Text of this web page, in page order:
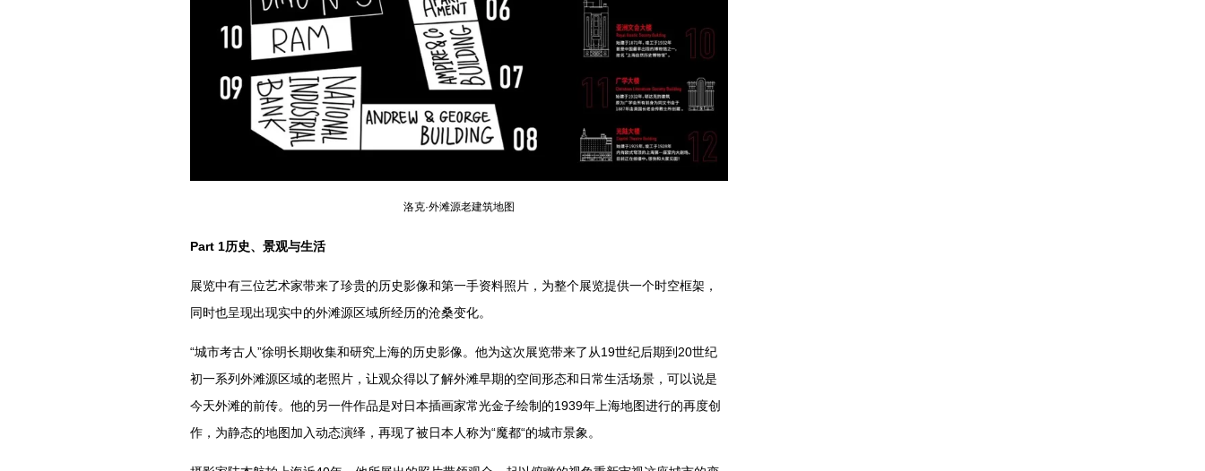
洛克·外滩源老建筑地图
Part 1历史、景观与生活
展览中有三位艺术家带来了珍贵的历史影像和第一手资料照片，为整个展览提供一个时空框架，
同时也呈现出现实中的外滩源区域所经历的沧桑变化。
“城市考古人”徐明长期收集和研究上海的历史影像。他为这次展览带来了从19世纪后期到20世纪
初一系列外滩源区域的老照片，让观众得以了解外滩早期的空间形态和日常生活场景，可以说是
今天外滩的前传。他的另一件作品是对日本插画家常光金子绘制的1939年上海地图进行的再度创
作，为静态的地图加入动态演绎，再现了被日本人称为“魔都“的城市景象。